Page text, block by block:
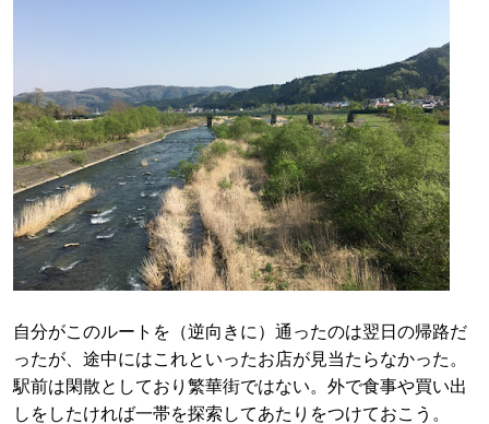
自分がこのルートを（逆向きに）通ったのは翌日の帰路だ
ったが、途中にはこれといったお店が見当たらなかった。
駅前は閑散としており繁華街ではない。外で食事や買い出
しをしたければ一帯を探索してあたりをつけておこう。